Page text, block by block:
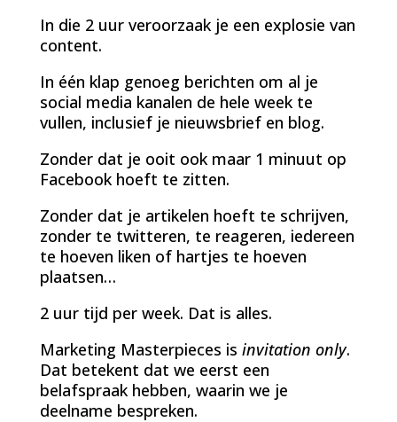
In die 2 uur veroorzaak je een explosie van
content.
In één klap genoeg berichten om al je
social media kanalen de hele week te
vullen, inclusief je nieuwsbrief en blog.
Zonder dat je ooit ook maar 1 minuut op
Facebook hoeft te zitten.
Zonder dat je artikelen hoeft te schrijven,
zonder te twitteren, te reageren, iedereen
te hoeven liken of hartjes te hoeven
plaatsen…
2 uur tijd per week. Dat is alles.
Marketing Masterpieces is invitation only.
Dat betekent dat we eerst een
belafspraak hebben, waarin we je
deelname bespreken.